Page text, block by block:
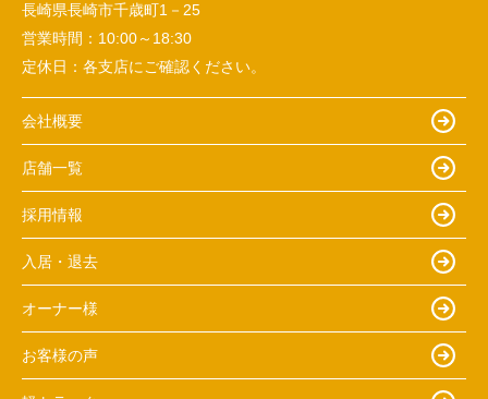
長崎県長崎市千歳町1－25
営業時間： 10:00～18:30
定休日： 各支店にご確認ください。
会社概要
店舗一覧
採用情報
入居・退去
オーナー様
お客様の声